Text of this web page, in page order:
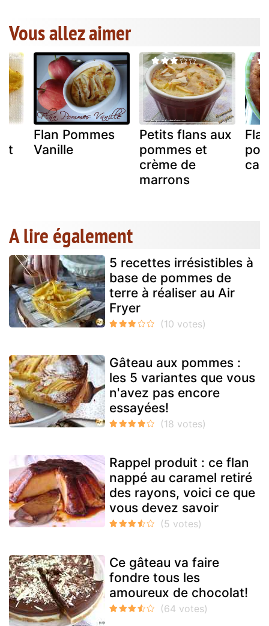
Vous allez aimer
Flan Pommes
Vanille
Petits flans aux
pommes et
crème de
marrons
A lire également
5 recettes irrésistibles à
base de pommes de
terre à réaliser au Air
Fryer
Gâteau aux pommes :
les 5 variantes que vous
n'avez pas encore
essayées!
Rappel produit : ce flan
nappé au caramel retiré
des rayons, voici ce que
vous devez savoir
Ce gâteau va faire
fondre tous les
amoureux de chocolat!